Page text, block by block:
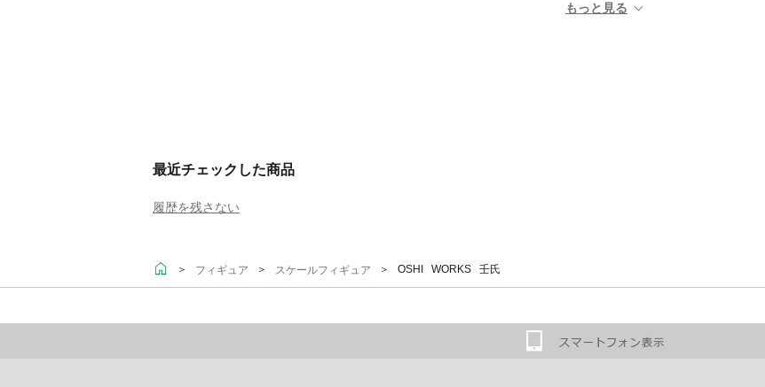
最近チェックした商品
履歴を残さない
＞ フィギュア ＞ スケールフィギュア ＞ OSHI WORKS 壬氏